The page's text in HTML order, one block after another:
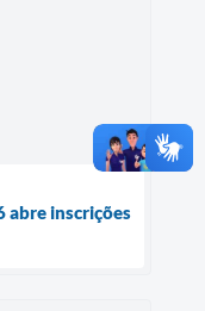
abre inscrições